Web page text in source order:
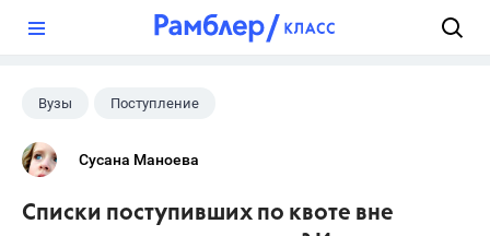
Вузы Поступление
Сусана Маноева
Списки поступивших по квоте вне